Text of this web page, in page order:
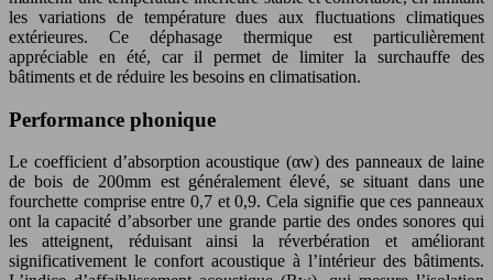
les variations de température dues aux fluctuations climatiques
extérieures. Ce déphasage thermique est particulièrement
appréciable en été, car il permet de limiter la surchauffe des
bâtiments et de réduire les besoins en climatisation.
Performance phonique
Le coefficient d’absorption acoustique (αw) des panneaux de laine
de bois de 200mm est généralement élevé, se situant dans une
fourchette comprise entre 0,7 et 0,9. Cela signifie que ces panneaux
ont la capacité d’absorber une grande partie des ondes sonores qui
les atteignent, réduisant ainsi la réverbération et améliorant
significativement le confort acoustique à l’intérieur des bâtiments.